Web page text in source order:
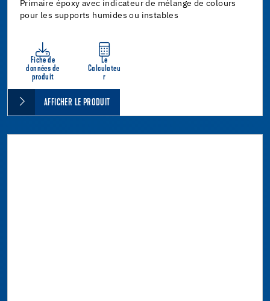
Primaire époxy avec indicateur de mélange de colours
pour les supports humides ou instables
Fiche de
données de
produit
Le
Calculateu
r
AFFICHER LE PRODUIT